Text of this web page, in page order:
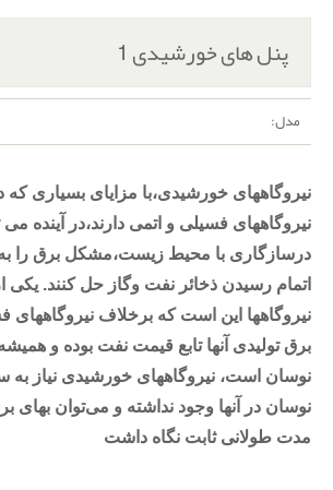
پنل های خورشیدی 1
مدل:
نیروگاههای خورشیدی،با مزایای بسیاری که
نیروگاههای فسیلی و اتمی دارند،در آینده می
درسازگاری با محیط زیست،مشکل برق را به
اتمام رسیدن ذخائر نفت وگاز حل کنند. یکی
نیروگاهها این است که برخلاف
برق تولیدی آنها تابع قیمت نفت بوده و
نوسان است، نیروگاههای خورشیدی نیاز به
نوسان در آنها وجود نداشته و می‌توان بهای
مدت طولانی ثابت نگاه داشت